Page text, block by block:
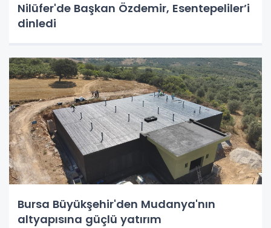
Nilüfer'de Başkan Özdemir, Esentepeliler’i
dinledi
Bursa Büyükşehir'den Mudanya'nın
altyapısına güçlü yatırım